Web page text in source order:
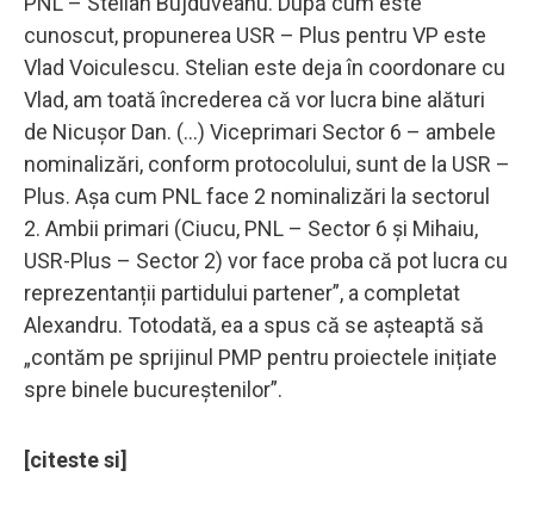
cunoscut, propunerea USR – Plus pentru VP este
Vlad Voiculescu. Stelian este deja în coordonare cu
Vlad, am toată încrederea că vor lucra bine alături
de Nicușor Dan. (...) Viceprimari Sector 6 – ambele
nominalizări, conform protocolului, sunt de la USR –
Plus. Așa cum PNL face 2 nominalizări la sectorul
2. Ambii primari (Ciucu, PNL – Sector 6 și Mihaiu,
USR-Plus – Sector 2) vor face proba că pot lucra cu
reprezentanții partidului partener”, a completat
Alexandru. Totodată, ea a spus că se așteaptă să
„contăm pe sprijinul PMP pentru proiectele inițiate
spre binele bucureștenilor”.
[citeste si]